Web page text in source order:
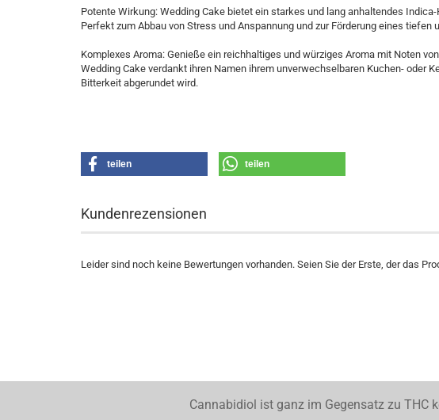
Potente Wirkung: Wedding Cake bietet ein starkes und lang anhaltendes
Perfekt zum Abbau von Stress und Anspannung und zur Förderung eines tiefen
Komplexes Aroma: Genieße ein reichhaltiges und würziges Aroma mit Noten
Wedding Cake verdankt ihren Namen ihrem unverwechselbaren Kuchen- oder
Bitterkeit abgerundet wird.
teilen teilen
Kundenrezensionen
Leider sind noch keine Bewertungen vorhanden. Seien Sie der Erste, der das
Cannabidiol ist ganz im Gegensatz zu